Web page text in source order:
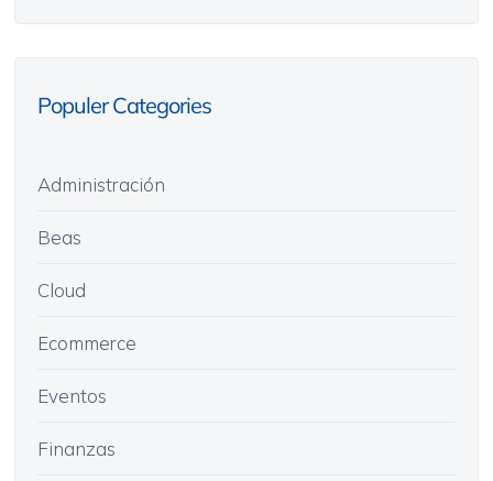
Populer Categories
Administración
Beas
Cloud
Ecommerce
Eventos
Finanzas